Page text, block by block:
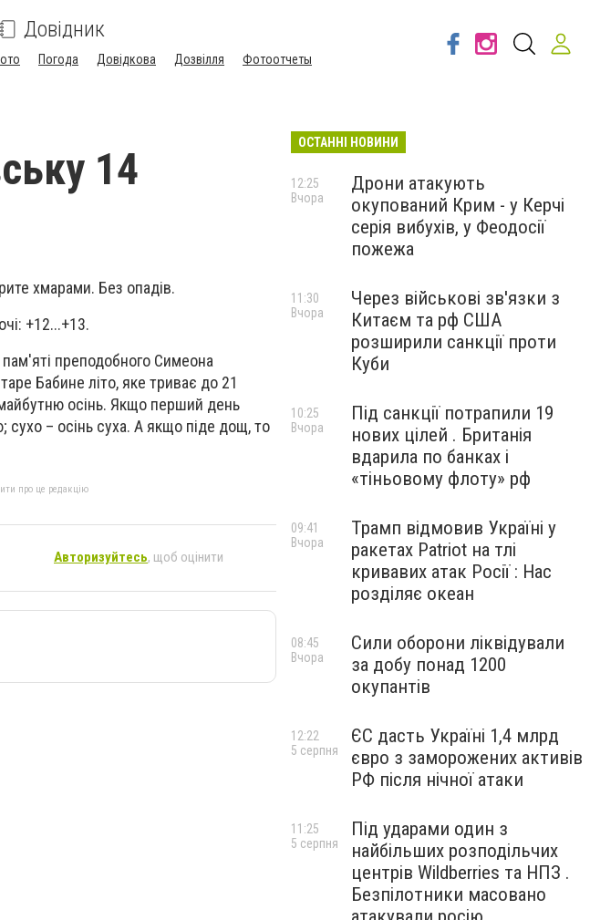
Довідник
Погода Довідкова Дозвілля Фотоотчеты
14
хмарами. Без опадів.
+12...+13.
преподобного Симеона
Бабине літо, яке триває до 21
осінь. Якщо перший день
сухо – осінь суха. А якщо піде дощ, то
про це редакцію
Авторизуйтесь, щоб оцінити
ОСТАННІ НОВИНИ
Дрони атакують
окупований Крим - у Керчі
серія вибухів, у Феодосії
пожежа
12:25
Вчора
Через військові зв'язки з
Китаєм та рф США
розширили санкції проти
Куби
11:30
Вчора
Під санкції потрапили 19
нових цілей . Британія
вдарила по банках і
«тіньовому флоту» рф
10:25
Вчора
Трамп відмовив Україні у
ракетах Patriot на тлі
кривавих атак Росії : Нас
розділяє океан
09:41
Вчора
Сили оборони ліквідували
за добу понад 1200
окупантів
08:45
Вчора
ЄС дасть Україні 1,4 млрд
євро з заморожених активів
РФ після нічної атаки
12:22
5 серпня
Під ударами один з
найбільших розподільчих
центрів Wildberries та НПЗ .
Безпілотники масовано
11:25
5 серпня